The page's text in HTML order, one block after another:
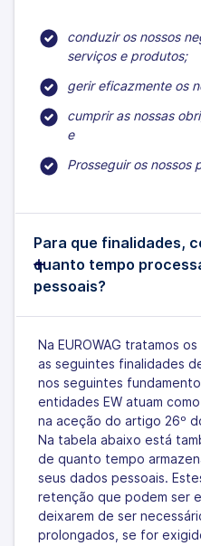
conduzir os nossos
serviços e produtos;
gerir eficazmente os
cumprir as nossas
e
Prosseguir os nossos
Para que finalidades,
quanto tempo
pessoais?
Na EUROWAG tratamos
as seguintes finalidades
nos seguintes
entidades EW atuam
na aceção do artigo 26º
Na tabela abaixo está
de quanto tempo
seus dados pessoais.
retenção que podem ser
deixarem de ser
prolongados, se for